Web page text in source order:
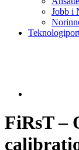
Jobb i
FiRsT –